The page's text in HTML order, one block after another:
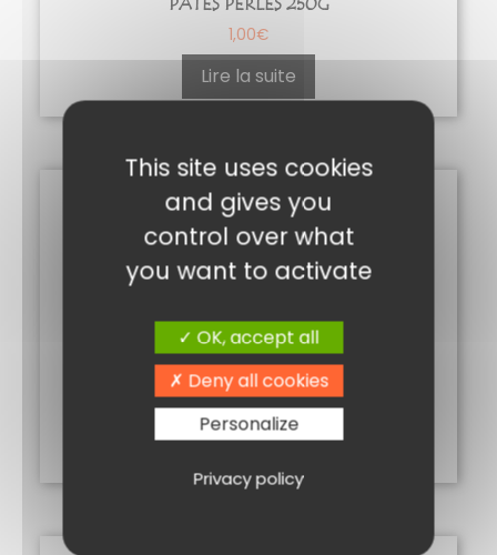
PÂTES PERLES 250G
1,00€
Lire la suite
CAPRES AU VINAIGRE
3,15€
Ajouter au panier
This site uses cookies
and gives you
control over what
you want to activate
OK, accept all
Deny all cookies
Personalize
Privacy policy